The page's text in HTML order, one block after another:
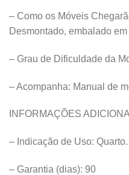
– Como os Móveis
Desmontado, embalado
– Grau de Dificuldade da
– Acompanha: Manual de
INFORMAÇÕES
– Indicação de Uso: Quarto.
– Garantia (dias): 90